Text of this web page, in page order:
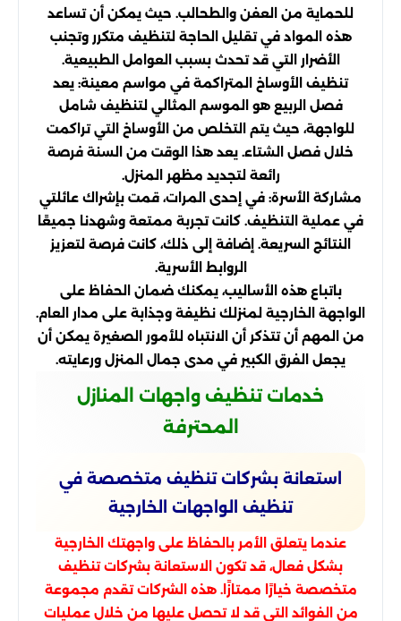
للحماية من العفن والطحالب. حيث يمكن أن تساعد
هذه المواد في تقليل الحاجة لتنظيف متكرر وتجنب
الأضرار التي قد تحدث بسبب العوامل الطبيعية.
تنظيف الأوساخ المتراكمة في مواسم معينة: يعد
فصل الربيع هو الموسم المثالي لتنظيف شامل
للواجهة، حيث يتم التخلص من الأوساخ التي تراكمت
خلال فصل الشتاء. يعد هذا الوقت من السنة فرصة
رائعة لتجديد مظهر المنزل.
مشاركة الأسرة: في إحدى المرات، قمت بإشراك عائلتي
في عملية التنظيف. كانت تجربة ممتعة وشهدنا جميعًا
النتائج السريعة. إضافة إلى ذلك، كانت فرصة لتعزيز
الروابط الأسرية.
باتباع هذه الأساليب، يمكنك ضمان الحفاظ على
الواجهة الخارجية لمنزلك نظيفة وجذابة على مدار العام.
من المهم أن تتذكر أن الانتباه للأمور الصغيرة يمكن أن
يجعل الفرق الكبير في مدى جمال المنزل ورعايته.
خدمات تنظيف واجهات المنازل
المحترفة
استعانة بشركات تنظيف متخصصة في
تنظيف الواجهات الخارجية
عندما يتعلق الأمر بالحفاظ على واجهتك الخارجية
بشكل فعال، قد تكون الاستعانة بشركات تنظيف
متخصصة خيارًا ممتازًا. هذه الشركات تقدم مجموعة
من الفوائد التي قد لا تحصل عليها من خلال عمليات